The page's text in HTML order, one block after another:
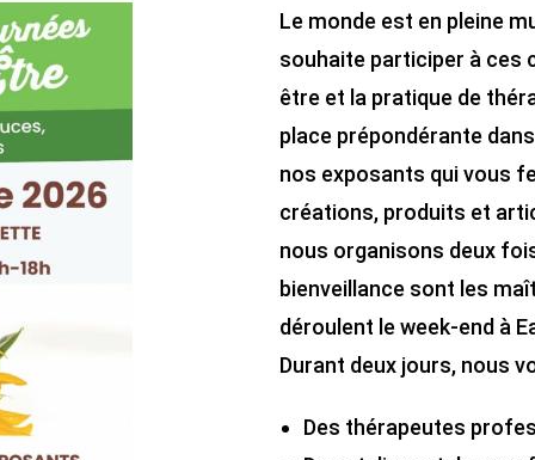
Le monde est en pleine
souhaite participer à ces
être et la pratique de
place prépondérante
nos exposants qui vous
créations, produits et
nous organisons deux
bienveillance sont les
déroulent le week-end à
Durant deux jours, nous
Des thérapeutes